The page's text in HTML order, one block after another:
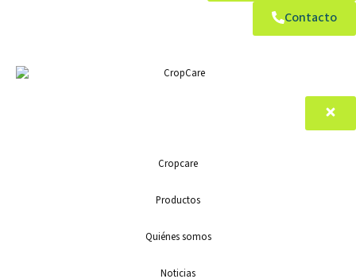
Contacto
Cropcare
Productos
Quiénes somos
Noticias